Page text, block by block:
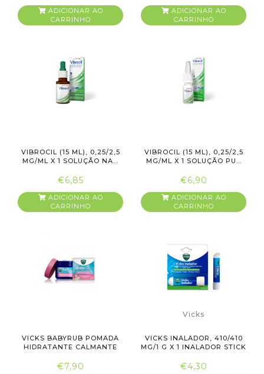
ADICIONAR AO
CARRINHO
ADICIONAR AO
CARRINHO
VIBROCIL (15 ML), 0,25/2,5
MG/ML X 1 SOLUÇÃO NA...
€6,85
ADICIONAR AO
CARRINHO
VIBROCIL (15 ML), 0,25/2,5
MG/ML X 1 SOLUÇÃO PU...
€6,90
ADICIONAR AO
CARRINHO
VICKS BABYRUB POMADA
HIDRATANTE CALMANTE
€7,90
Vicks
VICKS INALADOR, 410/410
MG/1 G X 1 INALADOR STICK
€4,30